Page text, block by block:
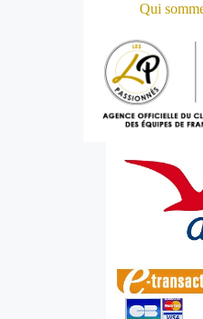
Qui